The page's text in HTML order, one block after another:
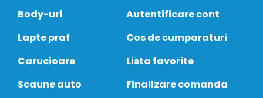
Body-uri
Lapte praf
Carucioare
Scaune auto
Autentificare cont
Cos de cumparaturi
Lista favorite
Finalizare comanda